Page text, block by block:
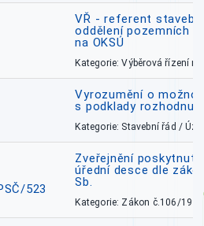
VŘ - referent
oddělení pozemních
na OKSÚ
Kategorie: Výběrová řízení
Vyrozumění o
s podklady rozhodnutí
Kategorie: Stavební řád /
523
Zveřejnění
úřední desce dle
Sb.
Kategorie: Zákon č.106/1999